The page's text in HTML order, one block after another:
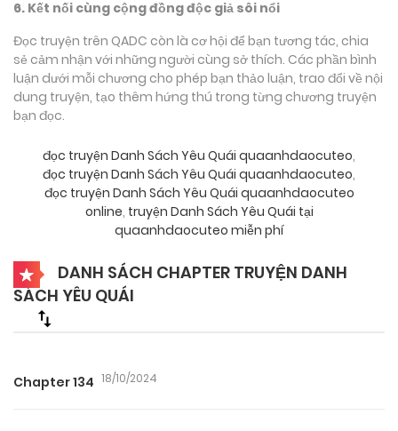
6. Kết nối cùng cộng đồng độc giả sôi nổi
Đọc truyện trên QADC còn là cơ hội để bạn tương tác, chia
sẻ cảm nhận với những người cùng sở thích. Các phần bình
luận dưới mỗi chương cho phép bạn thảo luận, trao đổi về nội
dung truyện, tạo thêm hứng thú trong từng chương truyện
bạn đọc.
đọc truyện Danh Sách Yêu Quái quaanhdaocuteo,
đọc truyện Danh Sách Yêu Quái quaanhdaocuteo,
đọc truyện Danh Sách Yêu Quái quaanhdaocuteo
online, truyện Danh Sách Yêu Quái tại
quaanhdaocuteo miễn phí
DANH SÁCH CHAPTER TRUYỆN DANH
SÁCH YÊU QUÁI
Chapter 134 18/10/2024